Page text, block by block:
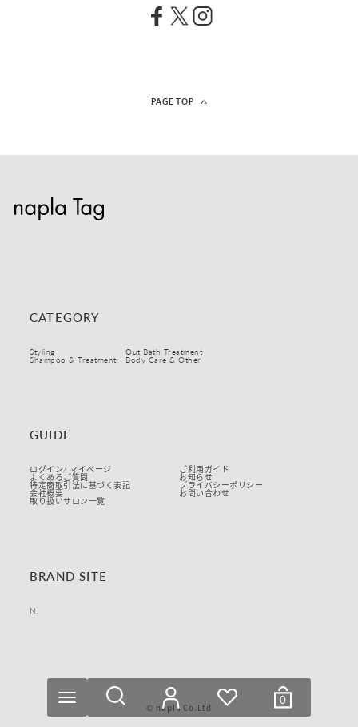
0
リセット 絞り込む
PAGE TOP
CATEGORY
Styling Out Bath Treatment
Shampoo & Treatment Body Care & Other
GUIDE
ログイン/ マイページ ご利用ガイド
よくあるご質問 お知らせ
特定商取引法に基づく表記 プライバシーポリシー
会社概要 お問い合わせ
取り扱いサロン一覧
BRAND SITE
N.
© napla Co.Ltd